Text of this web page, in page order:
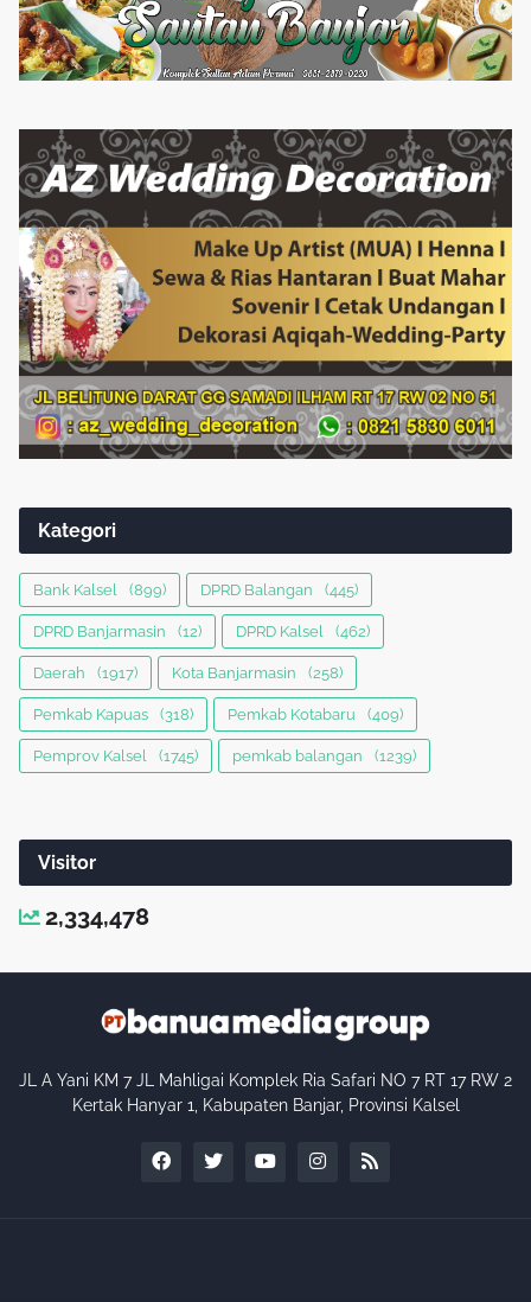
Kategori
Bank Kalsel (899) DPRD Balangan (445)
DPRD Banjarmasin (12) DPRD Kalsel (462)
Daerah (1917) Kota Banjarmasin (258)
Pemkab Kapuas (318) Pemkab Kotabaru (409)
Pemprov Kalsel (1745) pemkab balangan (1239)
Visitor
2,334,478
JL A Yani KM 7 JL Mahligai Komplek Ria Safari NO 7 RT 17 RW 2
Kertak Hanyar 1, Kabupaten Banjar, Provinsi Kalsel